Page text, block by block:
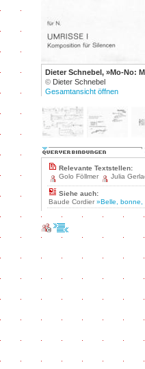
Dieter Schnebel, »Mo-No:
© Dieter Schnebel
Gesamtansicht öffnen
Relevante Textstellen:
Golo Föllmer
Julia
Siehe auch:
Baude Cordier »Belle, bonne,